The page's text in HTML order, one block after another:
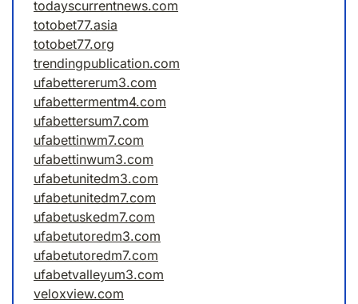
todayscurrentnews.com
totobet77.asia
totobet77.org
trendingpublication.com
ufabettererum3.com
ufabettermentm4.com
ufabettersum7.com
ufabettinwm7.com
ufabettinwum3.com
ufabetunitedm3.com
ufabetunitedm7.com
ufabetuskedm7.com
ufabetutoredm3.com
ufabetutoredm7.com
ufabetvalleyum3.com
veloxview.com